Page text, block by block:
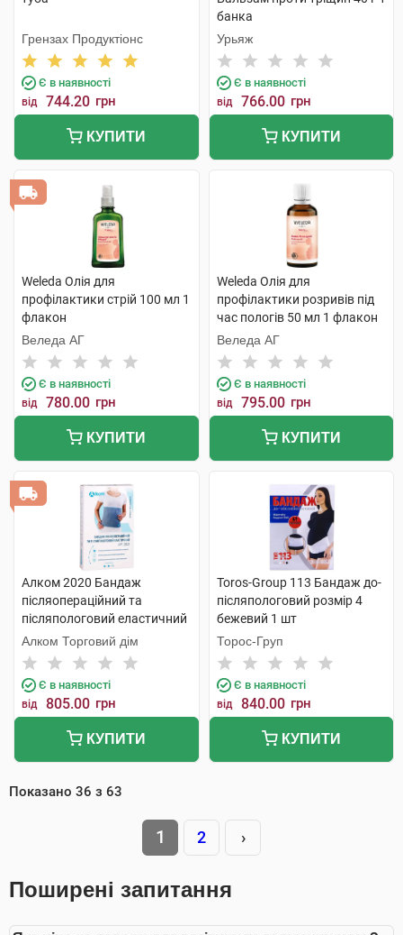
Грензах Продуктіонс
Є в наявності
від 744.20 грн
КУПИТИ
банка
Урьяж
Є в наявності
від 766.00 грн
КУПИТИ
Weleda Олія для
профілактики стрій 100 мл 1
флакон
Веледа АГ
Є в наявності
від 780.00 грн
КУПИТИ
Weleda Олія для
профілактики розривів під
час пологів 50 мл 1 флакон
Веледа АГ
Є в наявності
від 795.00 грн
КУПИТИ
Алком 2020 Бандаж
післяопераційний та
післяпологовий еластичний
розмір 7 1 шт
Алком Торговий дім
Є в наявності
від 805.00 грн
КУПИТИ
Toros-Group 113 Бандаж до-
післяпологовий розмір 4
бежевий 1 шт
Торос-Груп
Є в наявності
від 840.00 грн
КУПИТИ
Показано 36 з 63
1 2 ›
Поширені запитання